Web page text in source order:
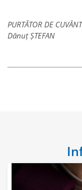
PURTĂTOR DE CUVÂNT
Dănuț ȘTEFAN